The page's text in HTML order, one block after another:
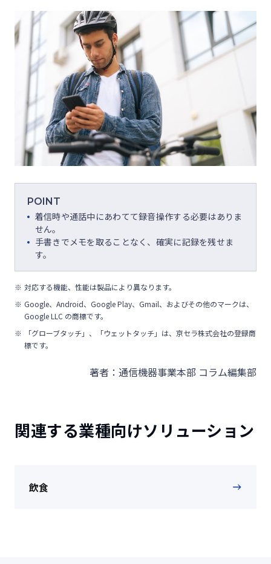
POINT
着信時や通話中にあわてて録音操作する必要はありま
せん。
手書きでメモを取ることなく、確実に記録を残せま
す。
対応する機能、性能は製品により異なります。
Google、Android、Google Play、Gmail、およびその他のマークは、
Google LLC の商標です。
「グローブタッチ」、「ウェットタッチ」は、京セラ株式会社の登録商
標です。
著者：通信機器事業本部 コラム編集部
関連する業種向けソリューション
飲食